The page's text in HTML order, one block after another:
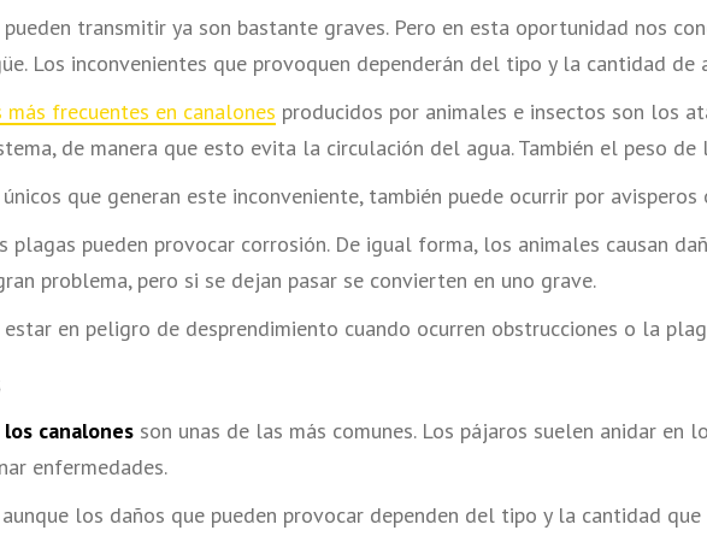
transmitir ya son bastante graves. Pero en esta oportunidad nos
Los inconvenientes que provoquen dependerán del tipo y la cantidad de
más frecuentes en canalones producidos por animales e insectos son los
de manera que esto evita la circulación del agua. También el peso de
que generan este inconveniente, también puede ocurrir por
plagas pueden provocar corrosión. De igual forma, los animales causan
problema, pero si se dejan pasar se convierten en uno grave.
en peligro de desprendimiento cuando ocurren obstrucciones o la
canalones son unas de las más comunes. Los pájaros suelen anidar en
enfermedades.
los daños que pueden provocar dependen del tipo y la cantidad que